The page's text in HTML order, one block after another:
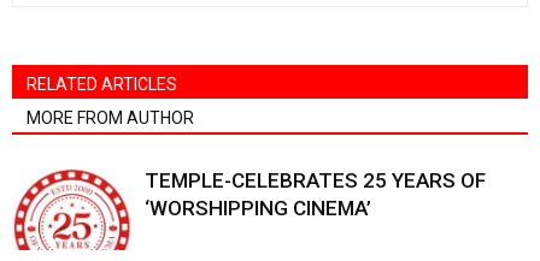
RELATED ARTICLES
MORE FROM AUTHOR
TEMPLE-CELEBRATES 25 YEARS OF
‘WORSHIPPING CINEMA’